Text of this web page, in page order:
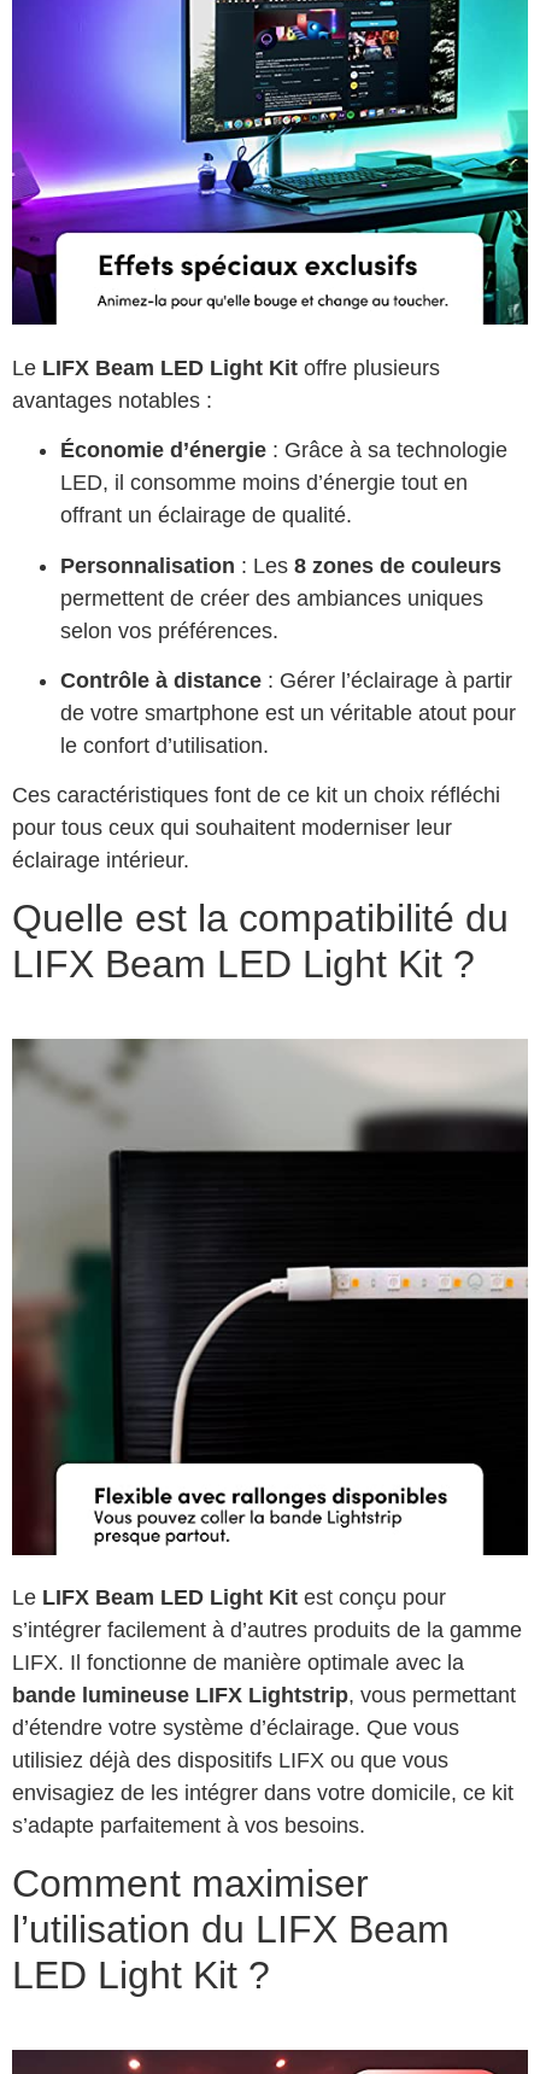
Le LIFX Beam LED Light Kit offre plusieurs
avantages notables :
Économie d’énergie : Grâce à sa technologie
LED, il consomme moins d’énergie tout en
offrant un éclairage de qualité.
Personnalisation : Les 8 zones de couleurs
permettent de créer des ambiances uniques
selon vos préférences.
Contrôle à distance : Gérer l’éclairage à partir
de votre smartphone est un véritable atout pour
le confort d’utilisation.
Ces caractéristiques font de ce kit un choix réfléchi
pour tous ceux qui souhaitent moderniser leur
éclairage intérieur.
Quelle est la compatibilité du
LIFX Beam LED Light Kit ?
Le LIFX Beam LED Light Kit est conçu pour
s’intégrer facilement à d’autres produits de la gamme
LIFX. Il fonctionne de manière optimale avec la
bande lumineuse LIFX Lightstrip, vous permettant
d’étendre votre système d’éclairage. Que vous
utilisiez déjà des dispositifs LIFX ou que vous
envisagiez de les intégrer dans votre domicile, ce kit
s’adapte parfaitement à vos besoins.
Comment maximiser
l’utilisation du LIFX Beam
LED Light Kit ?